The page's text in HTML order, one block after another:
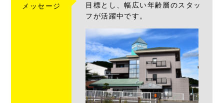
メッセージ
目標とし、幅広い年齢層のスタッ
フが活躍中です。